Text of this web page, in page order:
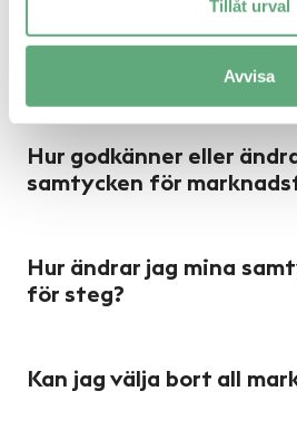
Tillåt urval
Avvisa
Hur uppdaterar jag mina
Hur godkänner eller
samtycken för
Hur ändrar jag mina
för steg?
Kan jag välja bort all